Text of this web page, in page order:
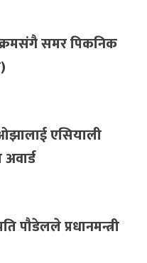
समर पिकनिक
एसियाली
पौडेलले प्रधानमन्त्री